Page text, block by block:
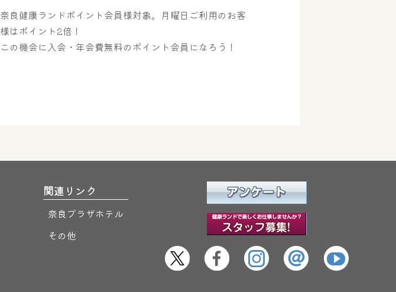
奈良健康ランドポイント会員様対象。月曜日ご利用のお客
様はポイント2倍！
この機会に入会・年会費無料のポイント会員になろう！
関連リンク
奈良プラザホテル
その他